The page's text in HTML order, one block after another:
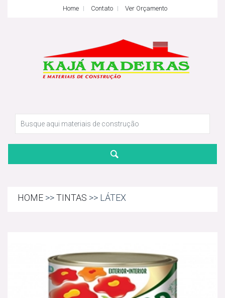
Home Contato Ver Orçamento
HOME >>TINTAS >> LÁTEX